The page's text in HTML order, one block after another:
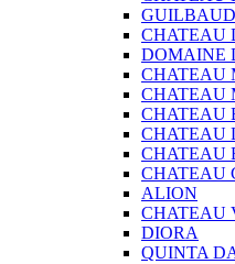
GUILBAUD
CHATEAU
DOMAINE
CHATEAU
CHATEAU
CHATEAU
CHATEAU
CHATEAU
CHATEAU
ALION
CHATEAU
DIORA
QUINTA